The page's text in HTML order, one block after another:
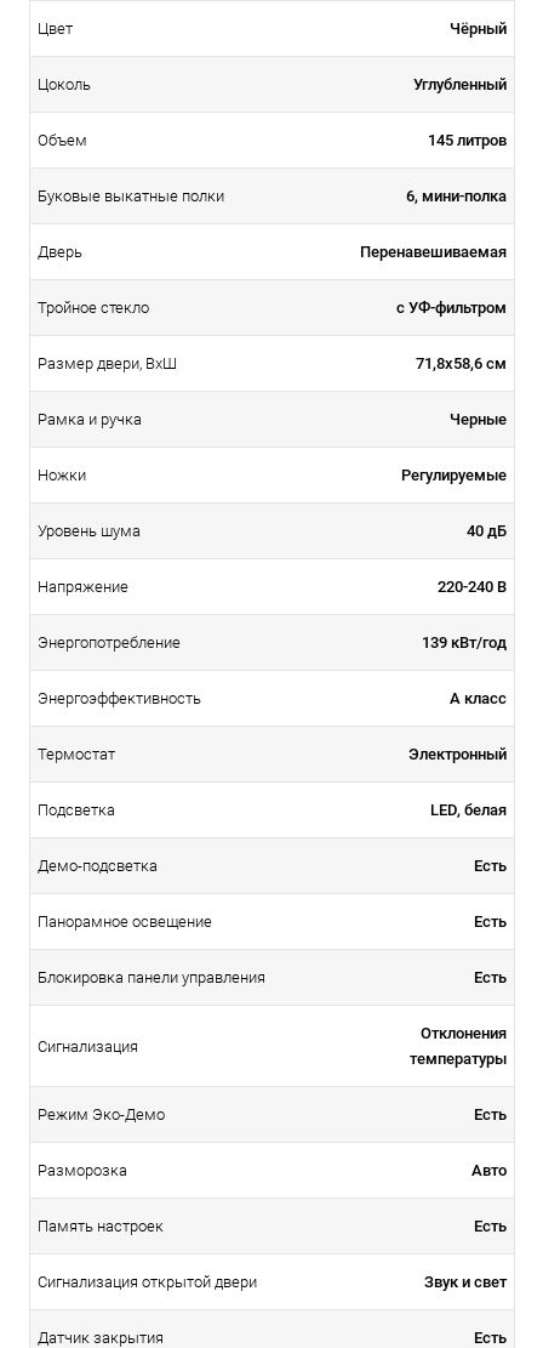
Цвет Чёрный
Цоколь Углубленный
Объем 145 литров
Буковые выкатные полки 6, мини-полка
Дверь Перенавешиваемая
Тройное стекло с УФ-фильтром
Размер двери, ВхШ 71,8х58,6 см
Рамка и ручка Черные
Ножки Регулируемые
Уровень шума 40 дБ
Напряжение 220-240 В
Энергопотребление 139 кВт/год
Энергоэффективность А класс
Термостат Электронный
Подсветка LED, белая
Демо-подсветка Есть
Панорамное освещение Есть
Блокировка панели управления Есть
Сигнализация
Отклонения
температуры
Режим Эко-Демо Есть
Разморозка Авто
Память настроек Есть
Сигнализация открытой двери Звук и свет
Датчик закрытия Есть